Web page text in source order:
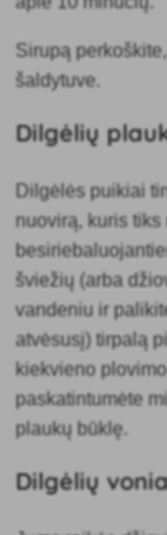
Sirupą
šaldytuve.
Dilgėlių
Dilgėlės puikiai
nuovirą, kuris
šviežių (arba
vandeniu ir
atvėsusį) tirpalą
kiekvieno
paskatintumėte
plaukų būklę.
Dilgėlių vonia